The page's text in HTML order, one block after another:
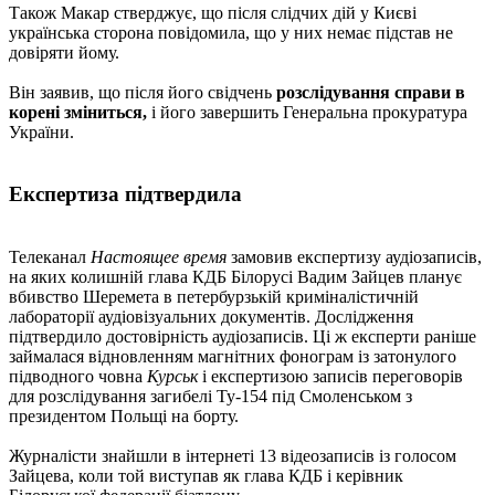
Також Макар стверджує, що після слідчих дій у Києві
українська сторона повідомила, що у них немає підстав не
довіряти йому.
Він заявив, що після його свідчень розслідування справи в
корені зміниться, і його завершить Генеральна прокуратура
України.
Експертиза підтвердила
Телеканал Настоящее время замовив експертизу аудіозаписів,
на яких колишній глава КДБ Білорусі Вадим Зайцев планує
вбивство Шеремета в петербурзькій криміналістичній
лабораторії аудіовізуальних документів. Дослідження
підтвердило достовірність аудіозаписів. Ці ж експерти раніше
займалася відновленням магнітних фонограм із затонулого
підводного човна Курські експертизою записів переговорів
для розслідування загибелі Ту-154 під Смоленськом з
президентом Польщі на борту.
Журналісти знайшли в інтернеті 13 відеозаписів із голосом
Зайцева, коли той виступав як глава КДБ і керівник